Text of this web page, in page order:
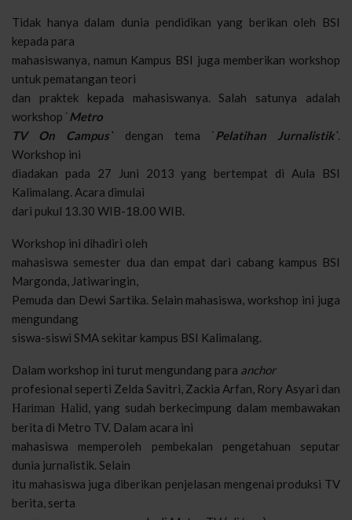
Tidak hanya dalam dunia pendidikan yang berikan oleh BSI
kepada para
mahasiswanya, namun Kampus BSI juga memberikan workshop
untuk pematangan teori
dan praktek kepada mahasiswanya. Salah satunya adalah
workshop `Metro
TV On Campus`dengan tema `Pelatihan Jurnalistik`.
Workshop ini
diadakan pada 27 Juni 2013 yang bertempat di Aula BSI
Kalimalang. Acara dimulai
dari pukul 13.30 WIB-18.00 WIB.
Workshop ini dihadiri oleh
mahasiswa semester dua dan empat dari cabang kampus BSI
Margonda, Jatiwaringin,
Pemuda dan Dewi Sartika. Selain mahasiswa, workshop ini juga
mengundang
siswa-siswi SMA sekitar kampus BSI Kalimalang.
Dalam workshop ini turut mengundang para anchor
profesional seperti Zelda Savitri, Zackia Arfan, Rory Asyari dan
Hariman Halid, yang sudah berkecimpung dalam membawakan
berita di Metro TV. Dalam acara ini
mahasiswa memperoleh pembekalan pengetahuan seputar
dunia jurnalistik. Selain
itu mahasiswa juga diberikan penjelasan mengenai produksi TV
berita, serta